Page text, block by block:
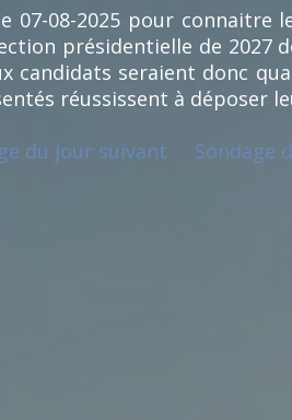
(1)
07-08-2025 pour connaitre
présidentielle de 2027
candidats seraient donc
réussissent à déposer
du jour suivant
Sondage